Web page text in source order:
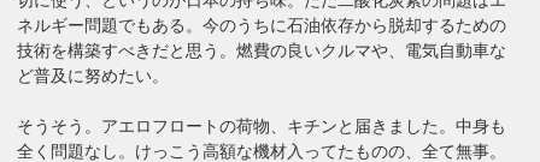
ネルギー問題でもある。今のうちに石油依存から脱却するための
技術を構築すべきだと思う。燃費の良いクルマや、電気自動車な
ど普及に努めたい。
そうそう。アエロフロートの荷物、キチンと届きました。中身も
全く問題なし。けっこう高額な機材入ってたものの、全て無事。